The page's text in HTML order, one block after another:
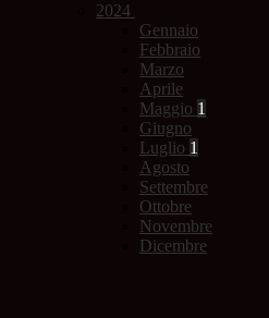
2024
Gennaio
Febbraio
Marzo
Aprile
Maggio 1
Giugno
Luglio 1
Agosto
Settembre
Ottobre
Novembre
Dicembre